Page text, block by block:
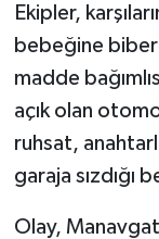
Ekipler,
bebeğine
madde
açık olan
ruhsat,
garaja sızdığı
Olay,